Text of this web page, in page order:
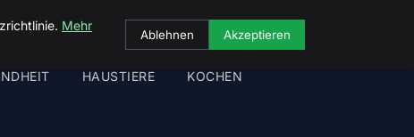
HAUSTIERE KOCHEN
Mehr
Ablehnen Akzeptieren